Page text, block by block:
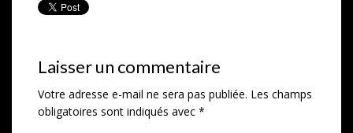
Laisser un commentaire
Votre adresse e-mail ne sera pas publiée. Les champs
obligatoires sont indiqués avec *